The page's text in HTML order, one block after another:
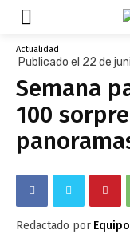
Actualidad
Publicado el 22 de
Semana
100
Redactado por